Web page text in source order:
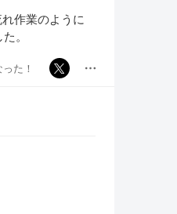
作業のように
。
た！